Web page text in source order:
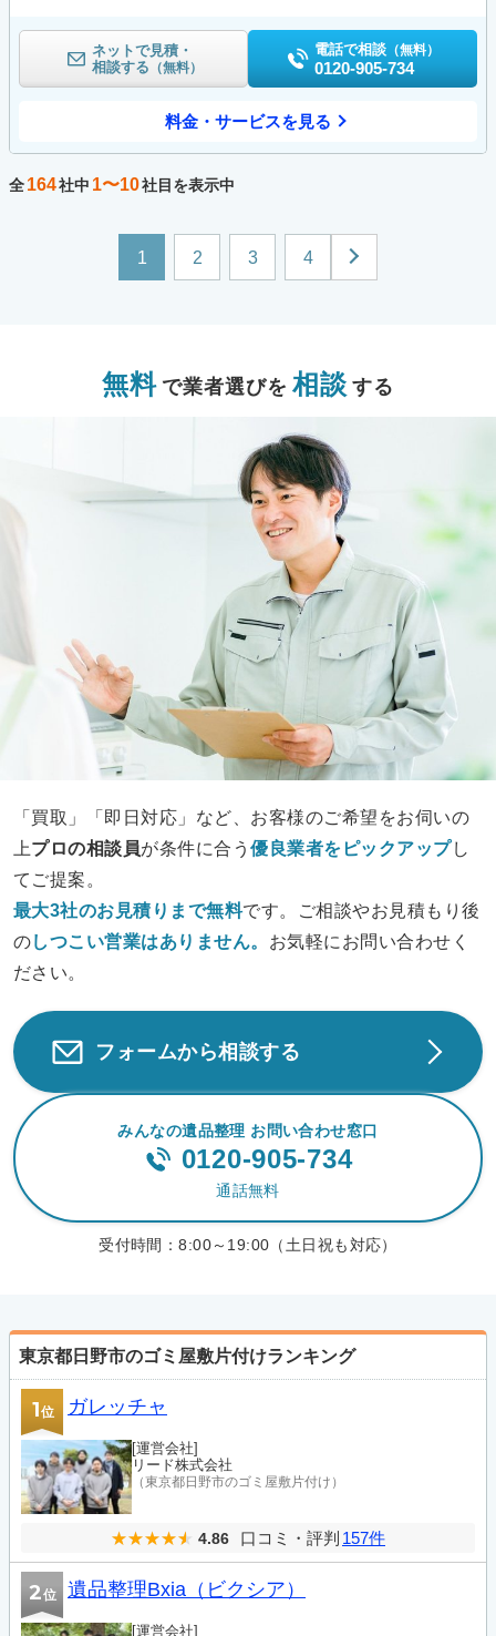
ネットで見積・
相談する （無料）
電話で相談 （無料）
0120-905-734
料金・サービスを見る
全164社中 1〜10社目を表示中
1 2 3 4
無料 で業者選びを 相談 する
「買取」「即日対応」など、お客様のご希望をお伺いの
上プロの相談員が条件に合う優良業者をピックアップし
てご提案。
最大3社のお見積りまで無料です。ご相談やお見積もり後
のしつこい営業はありません。 お気軽にお問い合わせく
ださい。
フォームから相談する
みんなの遺品整理 お問い合わせ窓口
0120-905-734
通話無料
受付時間：8:00～19:00（土日祝も対応）
東京都日野市のゴミ屋敷片付けランキング
1位 ガレッチャ
[運営会社]
リード株式会社
（東京都日野市のゴミ屋敷片付け）
4.86 口コミ・評判 157件
2位 遺品整理Bxia（ビクシア）
[運営会社]